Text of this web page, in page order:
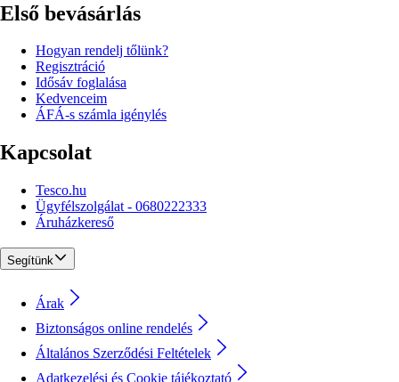
Első bevásárlás
Hogyan rendelj tőlünk?
Regisztráció
Idősáv foglalása
Kedvenceim
ÁFÁ-s számla igénylés
Kapcsolat
Tesco.hu
Ügyfélszolgálat - 0680222333
Áruházkereső
Segítünk
Árak
Biztonságos online rendelés
Általános Szerződési Feltételek
Adatkezelési és Cookie tájékoztató